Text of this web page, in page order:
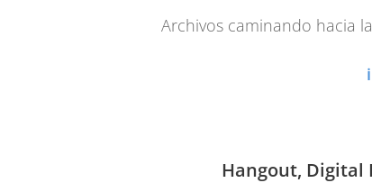
Archivos caminando hacia
Hangout, Digital